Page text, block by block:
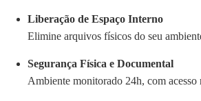
Liberação de Espaço Interno
Elimine arquivos físicos do seu
Segurança Física e Documental
Ambiente monitorado 24h, com acesso